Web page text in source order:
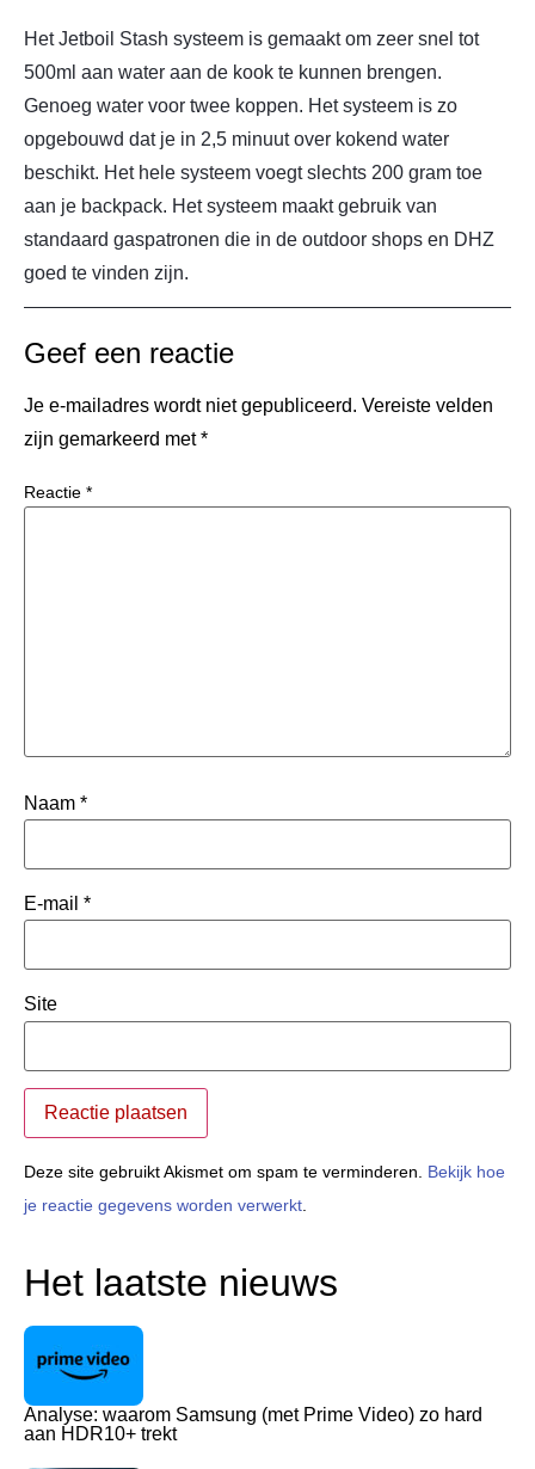
Het Jetboil Stash systeem is gemaakt om zeer snel tot
500ml aan water aan de kook te kunnen brengen.
Genoeg water voor twee koppen. Het systeem is zo
opgebouwd dat je in 2,5 minuut over kokend water
beschikt. Het hele systeem voegt slechts 200 gram toe
aan je backpack. Het systeem maakt gebruik van
standaard gaspatronen die in de outdoor shops en DHZ
goed te vinden zijn.
Geef een reactie
Je e-mailadres wordt niet gepubliceerd. Vereiste velden
zijn gemarkeerd met*
Reactie *
Naam *
E-mail *
Site
Deze site gebruikt Akismet om spam te verminderen. Bekijk hoe
je reactie gegevens worden verwerkt.
Het laatste nieuws
Analyse: waarom Samsung (met Prime Video) zo hard
aan HDR10+ trekt